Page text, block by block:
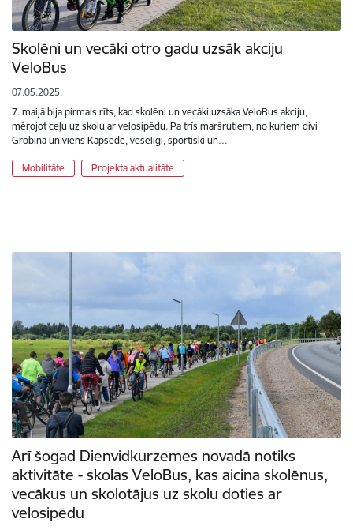
Skolēni un vecāki otro gadu uzsāk akciju
VeloBus
07.05.2025.
7. maijā bija pirmais rīts, kad skolēni un vecāki uzsāka VeloBus akciju,
mērojot ceļu uz skolu ar velosipēdu. Pa trīs maršrutiem, no kuriem divi
Grobiņā un viens Kapsēdē, veselīgi, sportiski un…
Mobilitāte Projekta aktualitāte
Arī šogad Dienvidkurzemes novadā notiks
aktivitāte - skolas VeloBus, kas aicina skolēnus,
vecākus un skolotājus uz skolu doties ar
velosipēdu